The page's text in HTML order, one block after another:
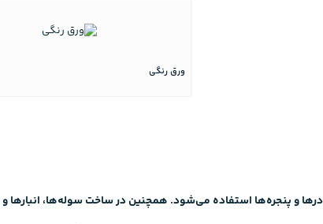
ورق رنگی
و پنجره‌ها استفاده می‌شود. همچنین در ساخت سوله‌ها، انبارها و